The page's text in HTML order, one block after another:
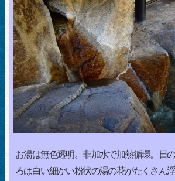
お湯は無色透明。非加水で加熱循環。日
ろは白い細かい粉状の湯の花がたくさん